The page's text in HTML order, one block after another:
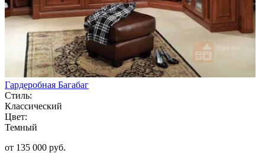
Гардеробная Багабаг
Стиль:
Классический
Цвет:
Темный
от 135 000 руб.